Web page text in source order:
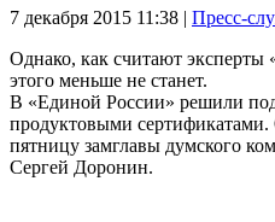
7 декабря 2015 11:38 | Пресс-
Однако, как считают
этого меньше не станет.
В «Единой России» решили
продуктовыми
пятницу замглавы думского
Сергей Доронин.